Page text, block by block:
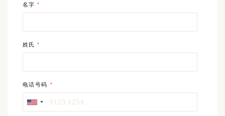
名字*
姓氏*
电话号码 *